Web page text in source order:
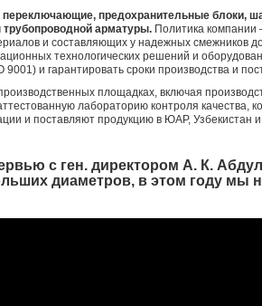
предохранительные блоки,
арматуры. Политика компании
и составляющих у надежных смежников
технологических решений и
и гарантировать сроки производства и
площадках, включая
лабораторию контроля качества,
и поставляют продукцию в ЮАР, Узбекистан
с ген. директором А. К.
диаметров, в этом году мы